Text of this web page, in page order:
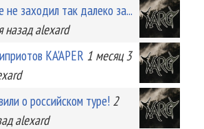
заходил так далеко за...
назад alexard
KA'APER 1 месяц 3
о российском туре! 2
alexard